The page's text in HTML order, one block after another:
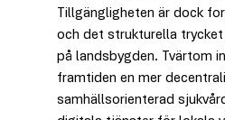
Tillgängligheten är dock
och det strukturella trycket
på landsbygden. Tvärtom
framtiden en mer
samhällsorienterad